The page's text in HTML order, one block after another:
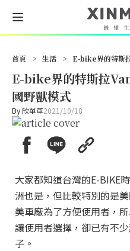
首頁 > 生活 > E-bike界的特斯
E-bike界的特斯拉
國野獸模式
By欣單車2021/10/18
大家都知道台灣的E-BIKE
洲也是，但比較特別的是
美車廠為了方便使用者，
讓使用者選擇，卻已有不
子。